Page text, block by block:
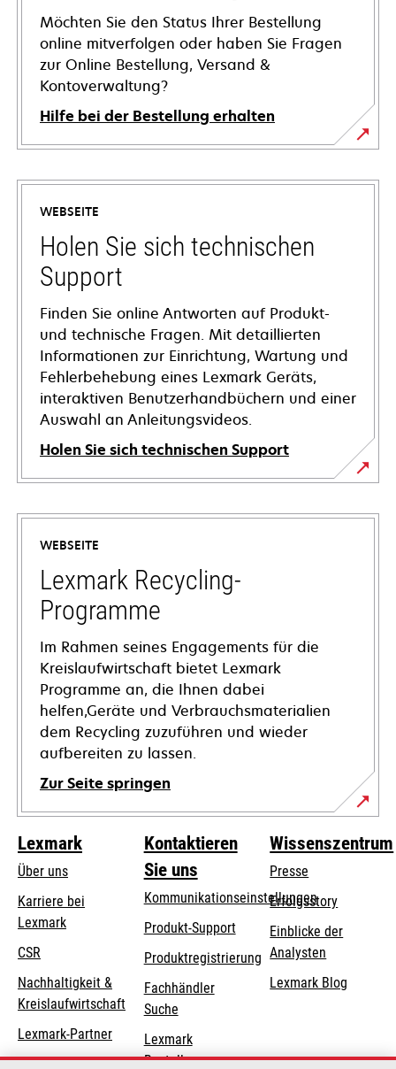
Möchten Sie den Status Ihrer Bestellung
online mitverfolgen oder haben Sie Fragen
zur Online Bestellung, Versand &
Kontoverwaltung?
Hilfe bei der Bestellung erhalten
WEBSEITE
Holen Sie sich technischen
Support
Finden Sie online Antworten auf Produkt-
und technische Fragen. Mit detaillierten
Informationen zur Einrichtung, Wartung und
Fehlerbehebung eines Lexmark Geräts,
interaktiven Benutzerhandbüchern und einer
Auswahl an Anleitungsvideos.
Holen Sie sich technischen Support
wird
in
neuen
Registerkarte
geöffnet
WEBSEITE
Lexmark Recycling-
Programme
Im Rahmen seines Engagements für die
Kreislaufwirtschaft bietet Lexmark
Programme an, die Ihnen dabei
helfen,Geräte und Verbrauchsmaterialien
dem Recycling zuzuführen und wieder
aufbereiten zu lassen.
Zur Seite springen
Lexmark
Über uns
Karriere bei
Lexmark
CSR
Nachhaltigkeit &
Kreislaufwirtschaft
Lexmark-Partner
Kontaktieren
Sie uns
Kommunikationseinstellungen
wird
in
einer
neuen
Registerkarte
geöffnet
Produkt-Supportwird
einer
neuen
Produktregistrierung
Fachhändler
Suche
Lexmark
Bestellungen
Wissenszentrum
Presse
Erfolgsstory
Einblicke der
Analysten
Lexmark Blog